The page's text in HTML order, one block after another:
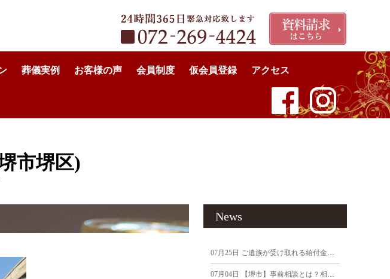
葬儀実例 お客様の声 会員制度 仮会員登録 アクセス
市堺区)
News
07月25日 ご遺族が受け取れる給付金まとめ｜申請しないと受け取れないお金にご注意
07月04日 【堺市】事前相談とは？相談するメリット・相談内容・費用まで葬儀社が徹底解説